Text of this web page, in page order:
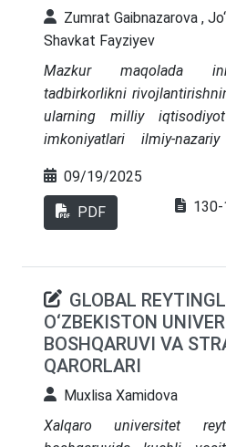
gacha oshirish
islohotlarining
yildan 8 yilgacha)
rahbarlarning
oshirish zarurligi ta’kidlanadi.
Zumrat Gaibnazarova ,
Shavkat Fayziyev
Mazkur maqolada
tadbirkorlikni
ularning milliy
imkoniyatlari ilmiy-
joriy etish va
iqtisodiy taraqqiyotning
Xorijiy tajriba shuni
tadbirkorlarning
salohiyatning yuqoriligi
iqtisodiyotda bu
innovatsion infratuzilmani
kapital bozorini
quvvatlash imkonini beradi.
09/19/2025
PDF
GLOBAL
O‘ZBEKISTON
BOSHQARUVI VA
QARORLARI
Muxlisa Xamidova
Xalqaro universitet